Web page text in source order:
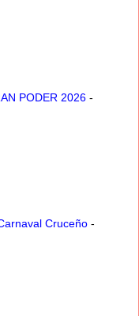
PODER 2026 -
Cruceño -